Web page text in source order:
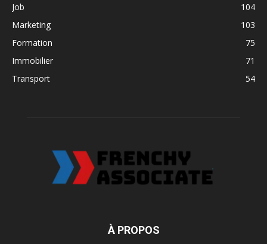
Job
104
Marketing
103
Formation
75
Immobilier
71
Transport
54
À PROPOS